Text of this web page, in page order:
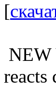
[
NEW
reacts